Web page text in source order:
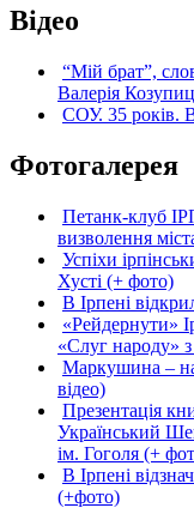
Відео
“Мій брат”,
Валерія
СОУ. 35 років.
Фотогалерея
Петанк-клуб
визволення
Успіхи
Хусті (+ фото)
В Ірпені
«Рейдернути»
«Слуг народу»
Маркушина –
відео)
Презентація
Український
ім. Гоголя (+
В Ірпені
(+фото)